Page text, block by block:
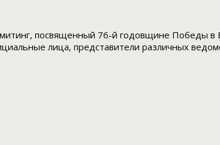
посвященный 76-й годовщине Победы в
лица, представители различных